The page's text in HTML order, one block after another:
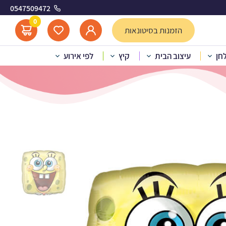
0547509472
הזמנות בסיטונאות
0
עיצוב הבית קיץ לפי אירוע הליום בוב ספוג